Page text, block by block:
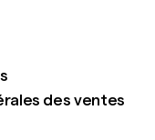
des ventes